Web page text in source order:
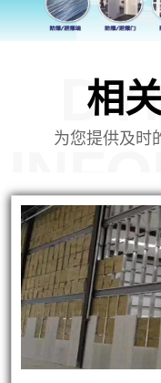
相
为您提供及时